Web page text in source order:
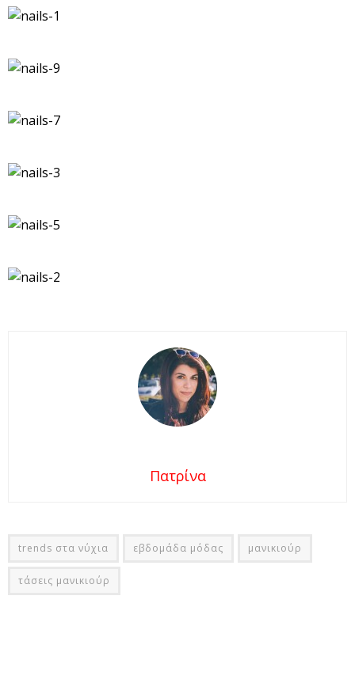
Πατρίνα
trends στα νύχια εβδομάδα μόδας μανικιούρ
τάσεις μανικιούρ